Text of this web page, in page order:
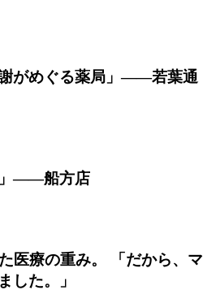
謝がめぐる薬局」——若葉通
」――船方店
医療の重み。 「だから、マ
した。」